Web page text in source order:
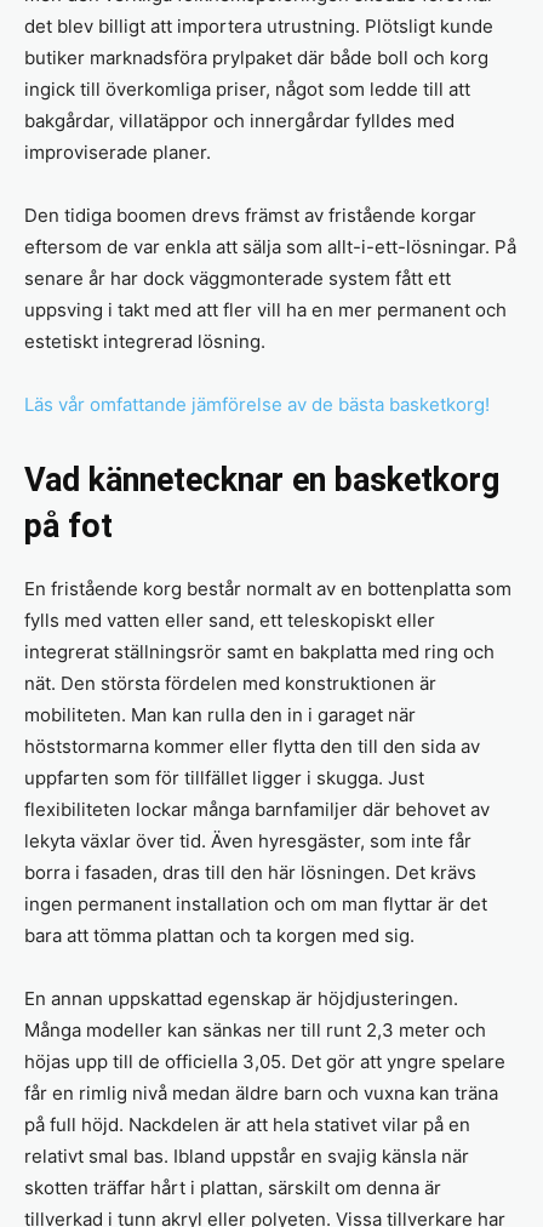
det blev billigt att importera utrustning. Plötsligt kunde
butiker marknadsföra prylpaket där både boll och korg
ingick till överkomliga priser, något som ledde till att
bakgårdar, villatäppor och innergårdar fylldes med
improviserade planer.
Den tidiga boomen drevs främst av fristående korgar
eftersom de var enkla att sälja som allt-i-ett-lösningar. På
senare år har dock väggmonterade system fått ett
uppsving i takt med att fler vill ha en mer permanent och
estetiskt integrerad lösning.
Läs vår omfattande jämförelse av de bästa basketkorg!
Vad kännetecknar en basketkorg
på fot
En fristående korg består normalt av en bottenplatta som
fylls med vatten eller sand, ett teleskopiskt eller
integrerat ställningsrör samt en bakplatta med ring och
nät. Den största fördelen med konstruktionen är
mobiliteten. Man kan rulla den in i garaget när
höststormarna kommer eller flytta den till den sida av
uppfarten som för tillfället ligger i skugga. Just
flexibiliteten lockar många barnfamiljer där behovet av
lekyta växlar över tid. Även hyresgäster, som inte får
borra i fasaden, dras till den här lösningen. Det krävs
ingen permanent installation och om man flyttar är det
bara att tömma plattan och ta korgen med sig.
En annan uppskattad egenskap är höjdjusteringen.
Många modeller kan sänkas ner till runt 2,3 meter och
höjas upp till de officiella 3,05. Det gör att yngre spelare
får en rimlig nivå medan äldre barn och vuxna kan träna
på full höjd. Nackdelen är att hela stativet vilar på en
relativt smal bas. Ibland uppstår en svajig känsla när
skotten träffar hårt i plattan, särskilt om denna är
tillverkad i tunn akryl eller polyeten. Vissa tillverkare har